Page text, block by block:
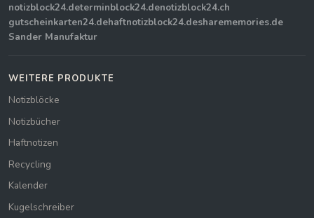
notizblock24.determinblock24.denotizblock24.ch
gutscheinkarten24.dehaftnotizblock24.desharememories.de
Sander Manufaktur
WEITERE PRODUKTE
Notizblöcke
Notizbücher
Haftnotizen
Recycling
Kalender
Kugelschreiber